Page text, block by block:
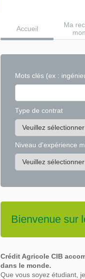
Accueil
Ma
Mots clés (ex :
Type de contrat
Niveau d'expérience
Bienvenue sur
Crédit Agricole CIB
dans le monde.
Que vous soyez étudiant,